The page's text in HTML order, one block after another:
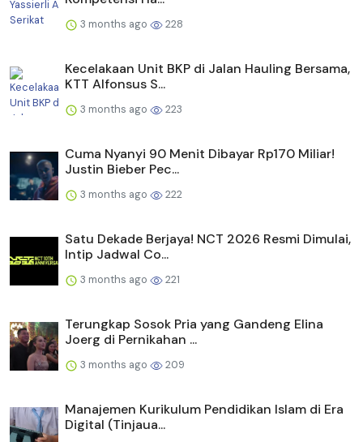
3 months ago 228
Kecelakaan Unit BKP di Jalan Hauling Bersama,
KTT Alfonsus S...
3 months ago 223
Cuma Nyanyi 90 Menit Dibayar Rp170 Miliar!
Justin Bieber Pec...
3 months ago 222
Satu Dekade Berjaya! NCT 2026 Resmi Dimulai,
Intip Jadwal Co...
3 months ago 221
Terungkap Sosok Pria yang Gandeng Elina
Joerg di Pernikahan ...
3 months ago 209
Manajemen Kurikulum Pendidikan Islam di Era
Digital (Tinjaua...